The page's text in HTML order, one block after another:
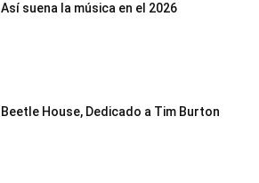
Así suena la música en el 2026
Beetle House, Dedicado a Tim Burton